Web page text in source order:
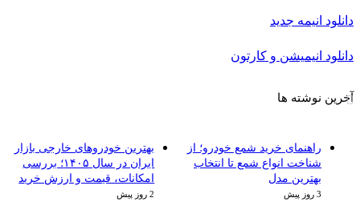
دانلود انیمه جدید
دانلود انیمیشن و کارتون
آخرین نوشته ها
بهترین خودروهای خارجی بازار
ایران در سال ۱۴۰۵؛ بررسی
امکانات، قیمت و ارزش خرید
2 روز پیش
راهنمای خرید شمع خودرو؛ از
شناخت انواع شمع تا انتخاب
بهترین مدل
3 روز پیش